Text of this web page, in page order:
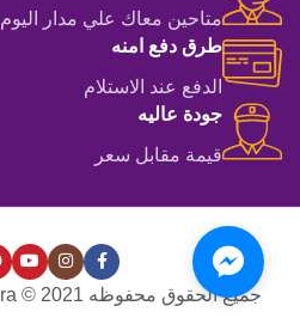
متاحين معاك علي مدار اليوم
طرق دفع امنه
الدفع عند الاستلام
جودة عاليه
قيمة مقابل سعر
جميع الحقوق محفوظه Diamond Painting Boshra © 2021